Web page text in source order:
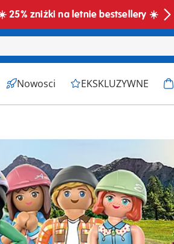
25% zniżki na letnie bestsellery ☀️
Nowosci EKSKLUZYWNE